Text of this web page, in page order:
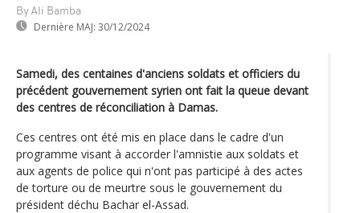
By Ali Bamba
Dernière MAJ: 30/12/2024
Samedi, des centaines d'anciens soldats et officiers du
précédent gouvernement syrien ont fait la queue devant
des centres de réconciliation à Damas.
Ces centres ont été mis en place dans le cadre d'un
programme visant à accorder l'amnistie aux soldats et
aux agents de police qui n'ont pas participé à des actes
de torture ou de meurtre sous le gouvernement du
président déchu Bachar el-Assad.